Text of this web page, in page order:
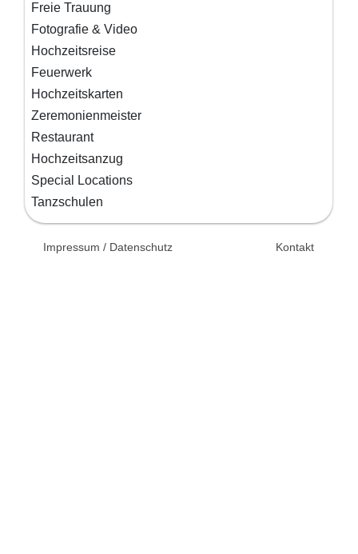
Freie Trauung
Fotografie & Video
Hochzeitsreise
Feuerwerk
Hochzeitskarten
Zeremonienmeister
Restaurant
Hochzeitsanzug
Special Locations
Tanzschulen
Impressum / Datenschutz Kontakt
© 2026 Unsertag.de - Ihr